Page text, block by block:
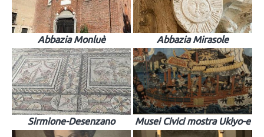
Abbazia Monluè Abbazia Mirasole
Sirmione-Desenzano Musei Civici mostra Ukiyo-e